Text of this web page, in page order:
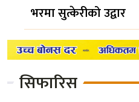
भरमा सुत्केरीको उद्वार
सिफारिस